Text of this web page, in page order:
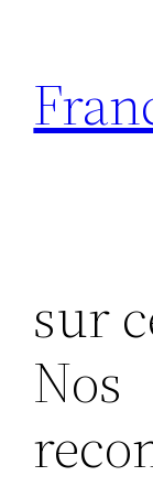
contenu
sur
Nos